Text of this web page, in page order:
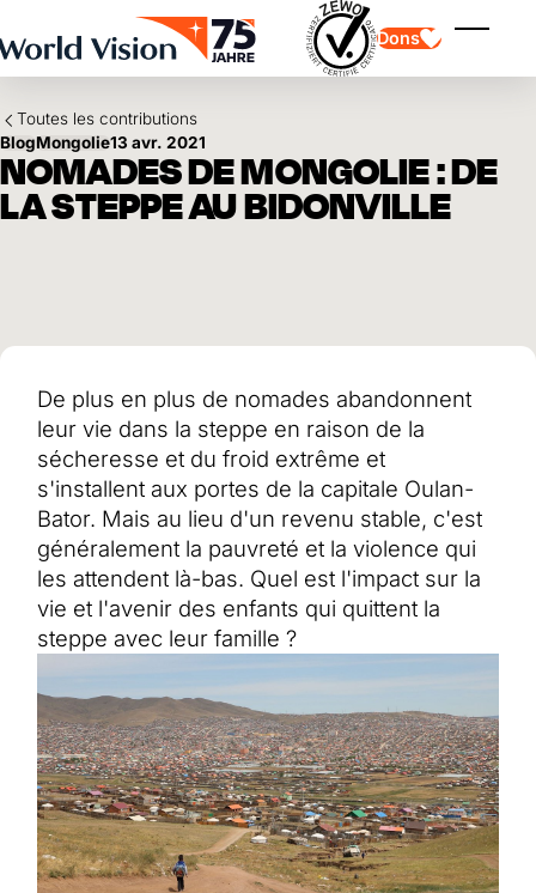
Dons
Parrainage d'enfants en détresse
Testament et legs
Philanthropie
Coopération entre entreprises
Séisme au Venezuela
Aide à l'Ukraine
Aide au Soudan
Aide à l'Afghanistan
Tous les projets d'aide d'urgence
Domaines d'application
Impact et succès
Utilisation des fonds
Rapport annuel et finances
Afrique
Amérique latine
Moyen-Orient et Europe
Toutes les contributions
BlogMongolie13 avr. 2021
NOMADES DE MONGOLIE : DE
LA STEPPE AU BIDONVILLE
De plus en plus de nomades abandonnent
leur vie dans la steppe en raison de la
sécheresse et du froid extrême et
s'installent aux portes de la capitale Oulan-
Bator. Mais au lieu d'un revenu stable, c'est
généralement la pauvreté et la violence qui
les attendent là-bas. Quel est l'impact sur la
vie et l'avenir des enfants qui quittent la
steppe avec leur famille ?